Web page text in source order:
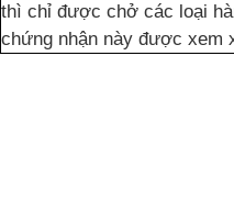
thì chỉ được chở các loại
chứng nhận này được xem